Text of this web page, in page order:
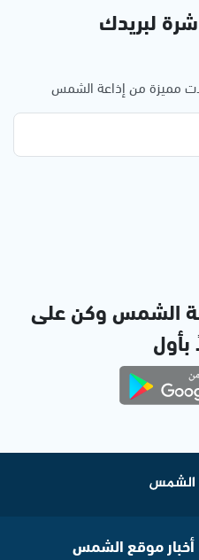
لبريدك
مميزة من إذاعة الشمس
الشمس وكن على
بأول
أخبار موقع الشمس